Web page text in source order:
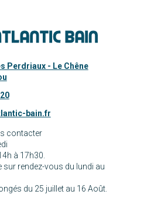
Perdriaux - Le Chêne
bain.fr
contacter
à 17h30.
sur rendez-vous du lundi au
du 25 juillet au 16 Août.